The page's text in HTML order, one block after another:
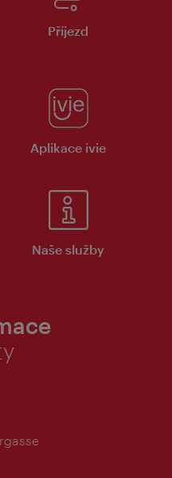
Příjezd
Aplikace ivie
Naše služby